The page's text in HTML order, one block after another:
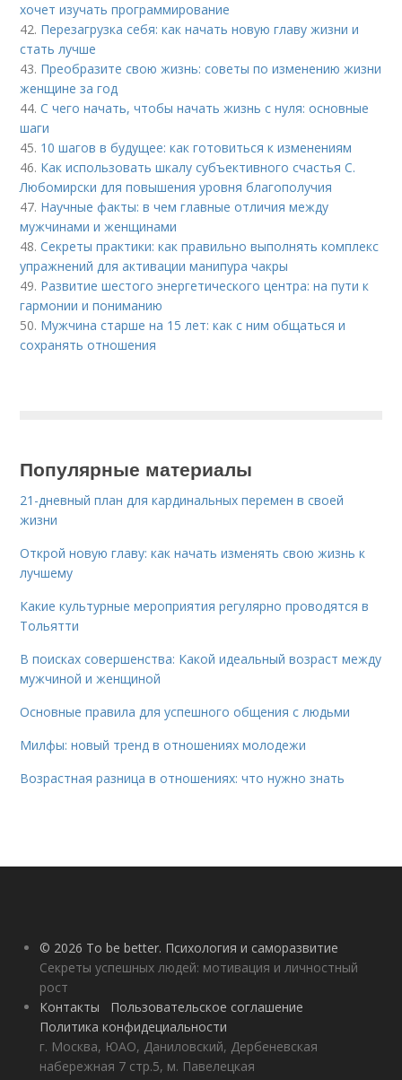
хочет изучать программирование
42. Перезагрузка себя: как начать новую главу жизни и
стать лучше
43. Преобразите свою жизнь: советы по изменению жизни
женщине за год
44.С чего начать, чтобы начать жизнь с нуля: основные
шаги
45. 10 шагов в будущее: как готовиться к изменениям
46. Как использовать шкалу субъективного счастья С.
Любомирски для повышения уровня благополучия
47. Научные факты: в чем главные отличия между
мужчинами и женщинами
48.Секреты практики: как правильно выполнять комплекс
упражнений для активации манипура чакры
49. Развитие шестого энергетического центра: на пути к
гармонии и пониманию
50. Мужчина старше на 15 лет: как с ним общаться и
сохранять отношения
Популярные материалы
21-дневный план для кардинальных перемен в своей
жизни
Открой новую главу: как начать изменять свою жизнь к
лучшему
Какие культурные мероприятия регулярно проводятся в
Тольятти
В поисках совершенства: Какой идеальный возраст между
мужчиной и женщиной
Основные правила для успешного общения с людьми
Милфы: новый тренд в отношениях молодежи
Возрастная разница в отношениях: что нужно знать
© 2026 To be better. Психология и саморазвитие
Секреты успешных людей: мотивация и личностный
рост
Контакты
Пользовательское соглашение
Политика конфидециальности
г. Москва, ЮАО, Даниловский, Дербеневская
набережная 7 стр.5, м. Павелецкая